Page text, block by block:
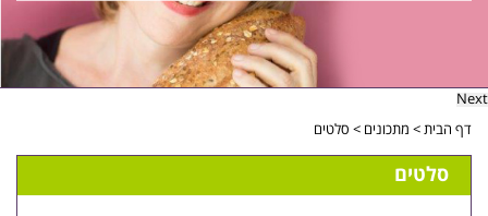
Next
דף הבית> מתכונים > סלטים
סלטים